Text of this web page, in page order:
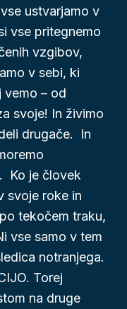
ustvarjamo v
vse pritegnemo
vzgibov,
v sebi, ki
vemo – od
svoje! In živimo
drugače. In
Ko je človek
svoje roke in
tekočem traku,
vse samo v tem
notranjega.
Torej
na druge